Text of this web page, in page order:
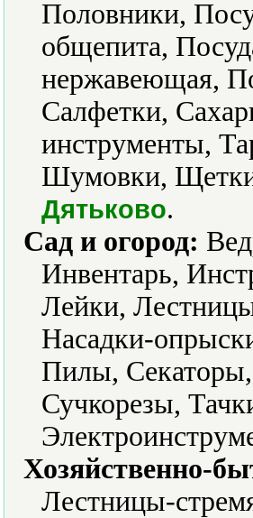
Половники,
общепита,
нержавеющая,
Салфетки,
инструменты,
Шумовки,
Дятьково.
Сад и огород:
Инвентарь,
Лейки,
Насадки-
Пилы,
Сучкорезы,
Хозяйственно-
Лестницы-